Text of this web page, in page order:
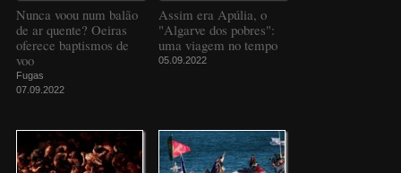
Nunca voou num balão
de ar quente? Oeiras
oferece baptismos de
voo
Fugas
07.09.2022
Assim era Apúlia, o
"Algarve dos pobres":
uma viagem no tempo
05.09.2022